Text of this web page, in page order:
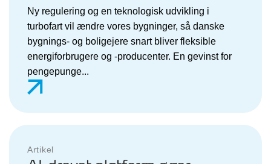
Ny regulering og en teknologisk udvikling i
turbofart vil ændre vores bygninger, så danske
bygnings- og boligejere snart bliver fleksible
energiforbrugere og -producenter. En gevinst for
pengepunge...
Artikel